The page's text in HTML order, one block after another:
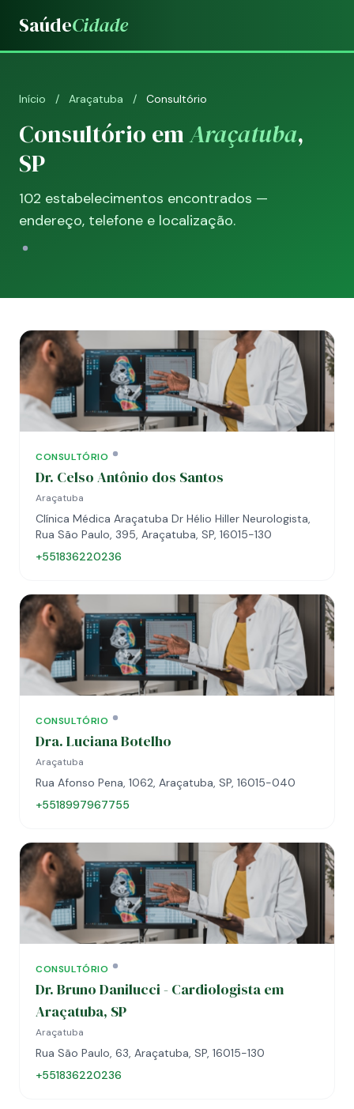
SaúdeCidade
Início / Araçatuba / Consultório
Consultório emAraçatuba,
SP
102 estabelecimentos encontrados —
endereço, telefone e localização.
CONSULTÓRIO
Dr. Celso Antônio dos Santos
Araçatuba
Clínica Médica Araçatuba Dr Hélio Hiller Neurologista,
Rua São Paulo, 395, Araçatuba, SP, 16015-130
+551836220236
CONSULTÓRIO
Dra. Luciana Botelho
Araçatuba
Rua Afonso Pena, 1062, Araçatuba, SP, 16015-040
+5518997967755
CONSULTÓRIO
Dr. Bruno Danilucci - Cardiologista em
Araçatuba, SP
Araçatuba
Rua São Paulo, 63, Araçatuba, SP, 16015-130
+551836220236